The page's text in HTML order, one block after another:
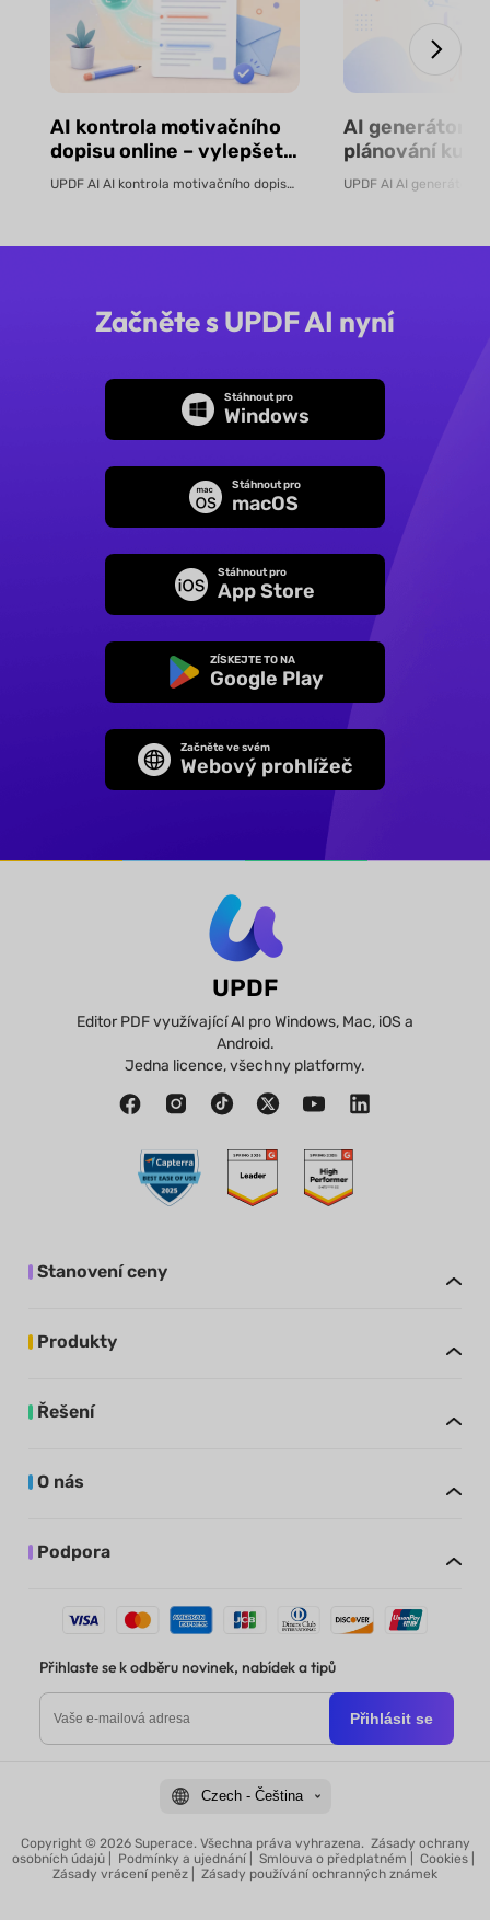
AI kontrola motivačního
dopisu online – vylepšete
svou žádost o práci |
UPDF AI AI kontrola motivačního dopisu online Použijte UPDF AI kontrolu...
AI generátor
plánování
kurikula a
lekcí | UPDF AI
Začněte s UPDF AI nyní
Stáhnout pro
Windows
Stáhnout pro
macOS
Stáhnout pro
App Store
ZÍSKEJTE TO NA
Google Play
Začněte ve svém
Webový prohlížeč
UPDF
Editor PDF využívající AI pro Windows, Mac, iOS a
Android.
Jedna licence, všechny platformy.
Stanovení ceny
Produkty
Řešení
O nás
Podpora
Přihlaste se k odběru novinek, nabídek a tipů
Přihlásit se
Czech - Čeština
Copyright © 2026 Superace. Všechna práva vyhrazena. Zásady ochrany
osobních údajů
Podmínky a ujednání Smlouva o předplatném Cookies
Zásady vrácení peněz
Zásady používání ochranných známek